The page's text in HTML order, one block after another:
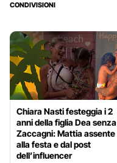
CONDIVISIONI
Chiara Nasti festeggia i 2
anni della figlia Dea senza
Zaccagni: Mattia assente
alla festa e dal post
dell’influencer